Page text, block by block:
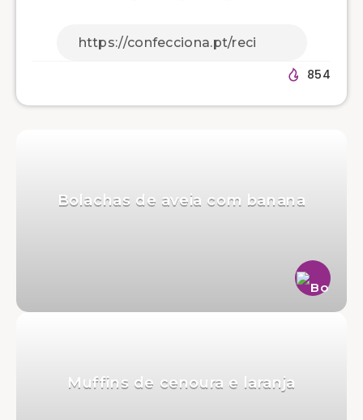
854
Bolachas de aveia com banana
Muffins de cenoura e laranja